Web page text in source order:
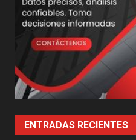
ENTRADAS RECIENTES